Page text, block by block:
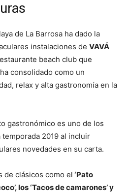
de La Barrosa ha dado la
instalaciones de VAVÁ
beach club que
consolidado como un
relax y alta gastronomía en la
gastronómico es uno de los
2019 al incluir
novedades en su carta.
de clásicos como el ‘Pato
los ‘Tacos de camarones’ y